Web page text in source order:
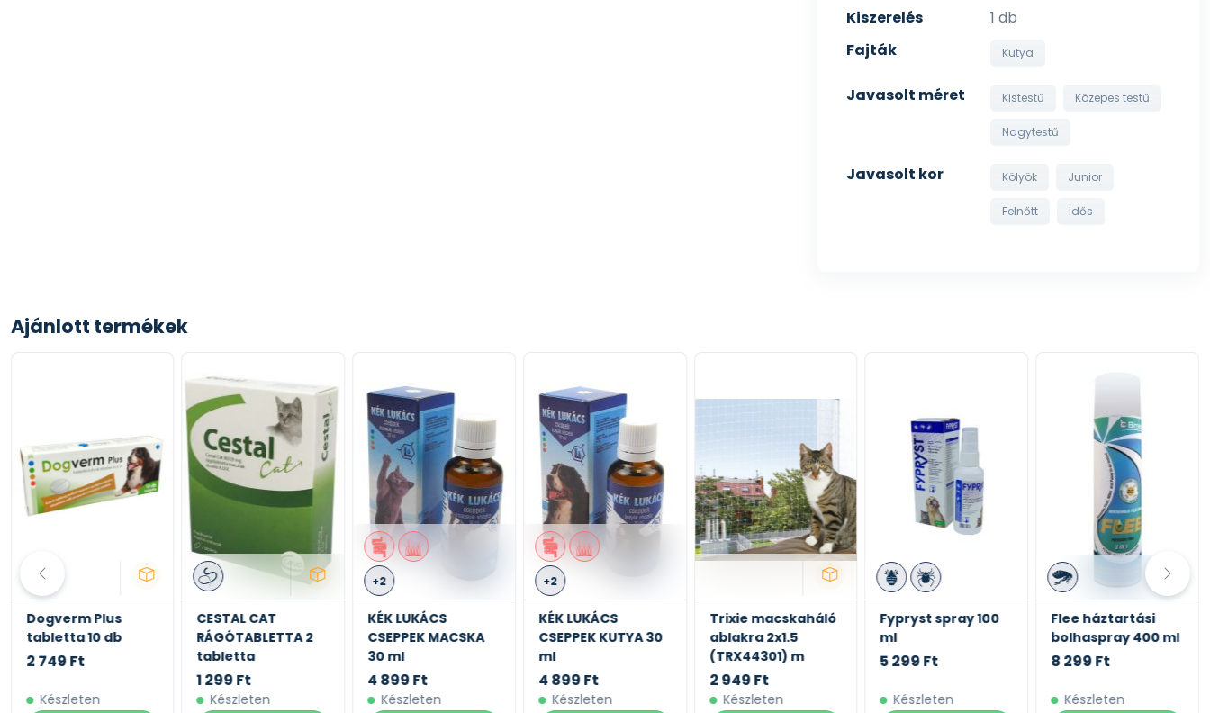
Kiszerelés
1 db
Fajták
Kutya
Javasolt méret Kistestű Közepes testű
Nagytestű
Javasolt kor Kölyök Junior
Felnőtt Idős
Ajánlott termékek
Dogverm Plus
tabletta 10 db
2 749 Ft
Készleten
CESTAL CAT
RÁGÓTABLETTA 2
tabletta
1 299 Ft
Készleten
+2
KÉK LUKÁCS
CSEPPEK MACSKA
30 ml
4 899 Ft
Készleten
+2
KÉK LUKÁCS
CSEPPEK KUTYA 30
ml
4 899 Ft
Készleten
Trixie macskaháló
ablakra 2x1.5
(TRX44301) m
2 949 Ft
Készleten
Fypryst spray 100
ml
5 299 Ft
Készleten
Flee háztartási
bolhaspray 400 ml
8 299 Ft
Készleten